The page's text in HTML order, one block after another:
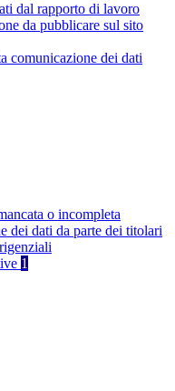
dal rapporto di lavoro
da pubblicare sul sito
comunicazione dei dati
o incompleta
dei dati da parte dei titolari
1